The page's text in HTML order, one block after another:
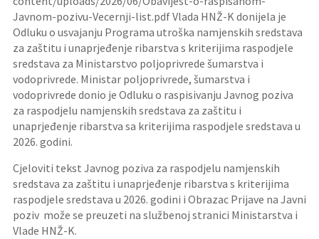
Javnom-pozivu-Vecernji-list.pdf Vlada HNŽ-K donijela je
Odluku o usvajanju Programa utroška namjenskih sredstava
za zaštitu i unaprjeđenje ribarstva s kriterijima raspodjele
sredstava za Ministarstvo poljoprivrede šumarstva i
vodoprivrede. Ministar poljoprivrede, šumarstva i
vodoprivrede donio je Odluku o raspisivanju Javnog poziva
za raspodjelu namjenskih sredstava za zaštitu i
unaprjeđenje ribarstva sa kriterijima raspodjele sredstava u
2026. godini.
Cjeloviti tekst Javnog poziva za raspodjelu namjenskih
sredstava za zaštitu i unaprjeđenje ribarstva s kriterijima
raspodjele sredstava u 2026. godini i Obrazac Prijave na Javni
poziv može se preuzeti na službenoj stranici Ministarstva i
Vlade HNŽ-K.